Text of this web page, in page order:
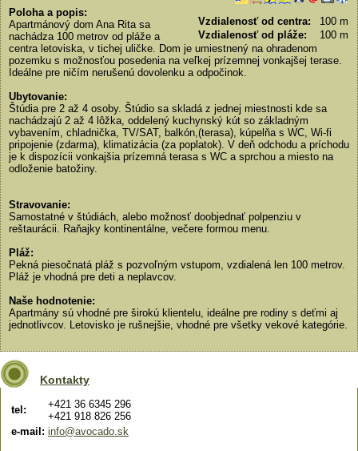
Vzdialenosť od centra:
100 m
Vzdialenosť od pláže:
100 m
Poloha a popis:
Apartmánový dom Ana Rita sa
nachádza 100 metrov od pláže a
centra letoviska, v tichej uličke. Dom je umiestnený na ohradenom
pozemku s možnosťou posedenia na veľkej prízemnej vonkajšej terase.
Ideálne pre ničím nerušenú dovolenku a odpočinok.
Ubytovanie:
Štúdia pre 2 až 4 osoby. Štúdio sa skladá z jednej miestnosti kde sa
nachádzajú 2 až 4 lôžka, oddelený kuchynský kút so základným
vybavením, chladnička, TV/SAT, balkón,(terasa), kúpelňa s WC, Wi-fi
pripojenie (zdarma), klimatizácia (za poplatok). V deň odchodu a príchodu
je k dispozícii vonkajšia prízemná terasa s WC a sprchou a miesto na
odloženie batožiny.
Stravovanie:
Samostatné v štúdiách, alebo možnosť doobjednať polpenziu v
reštaurácii. Raňajky kontinentálne, večere formou menu.
Pláž:
Pekná piesočnatá pláž s pozvoľným vstupom, vzdialená len 100 metrov.
Pláž je vhodná pre deti a neplavcov.
Naše hodnotenie:
Apartmány sú vhodné pre širokú klientelu, ideálne pre rodiny s deťmi aj
jednotlivcov. Letovisko je rušnejšie, vhodné pre všetky vekové kategórie.
Kontakty
tel:
+421 36 6345 296
+421 918 826 256
e-mail: info@avocado.sk